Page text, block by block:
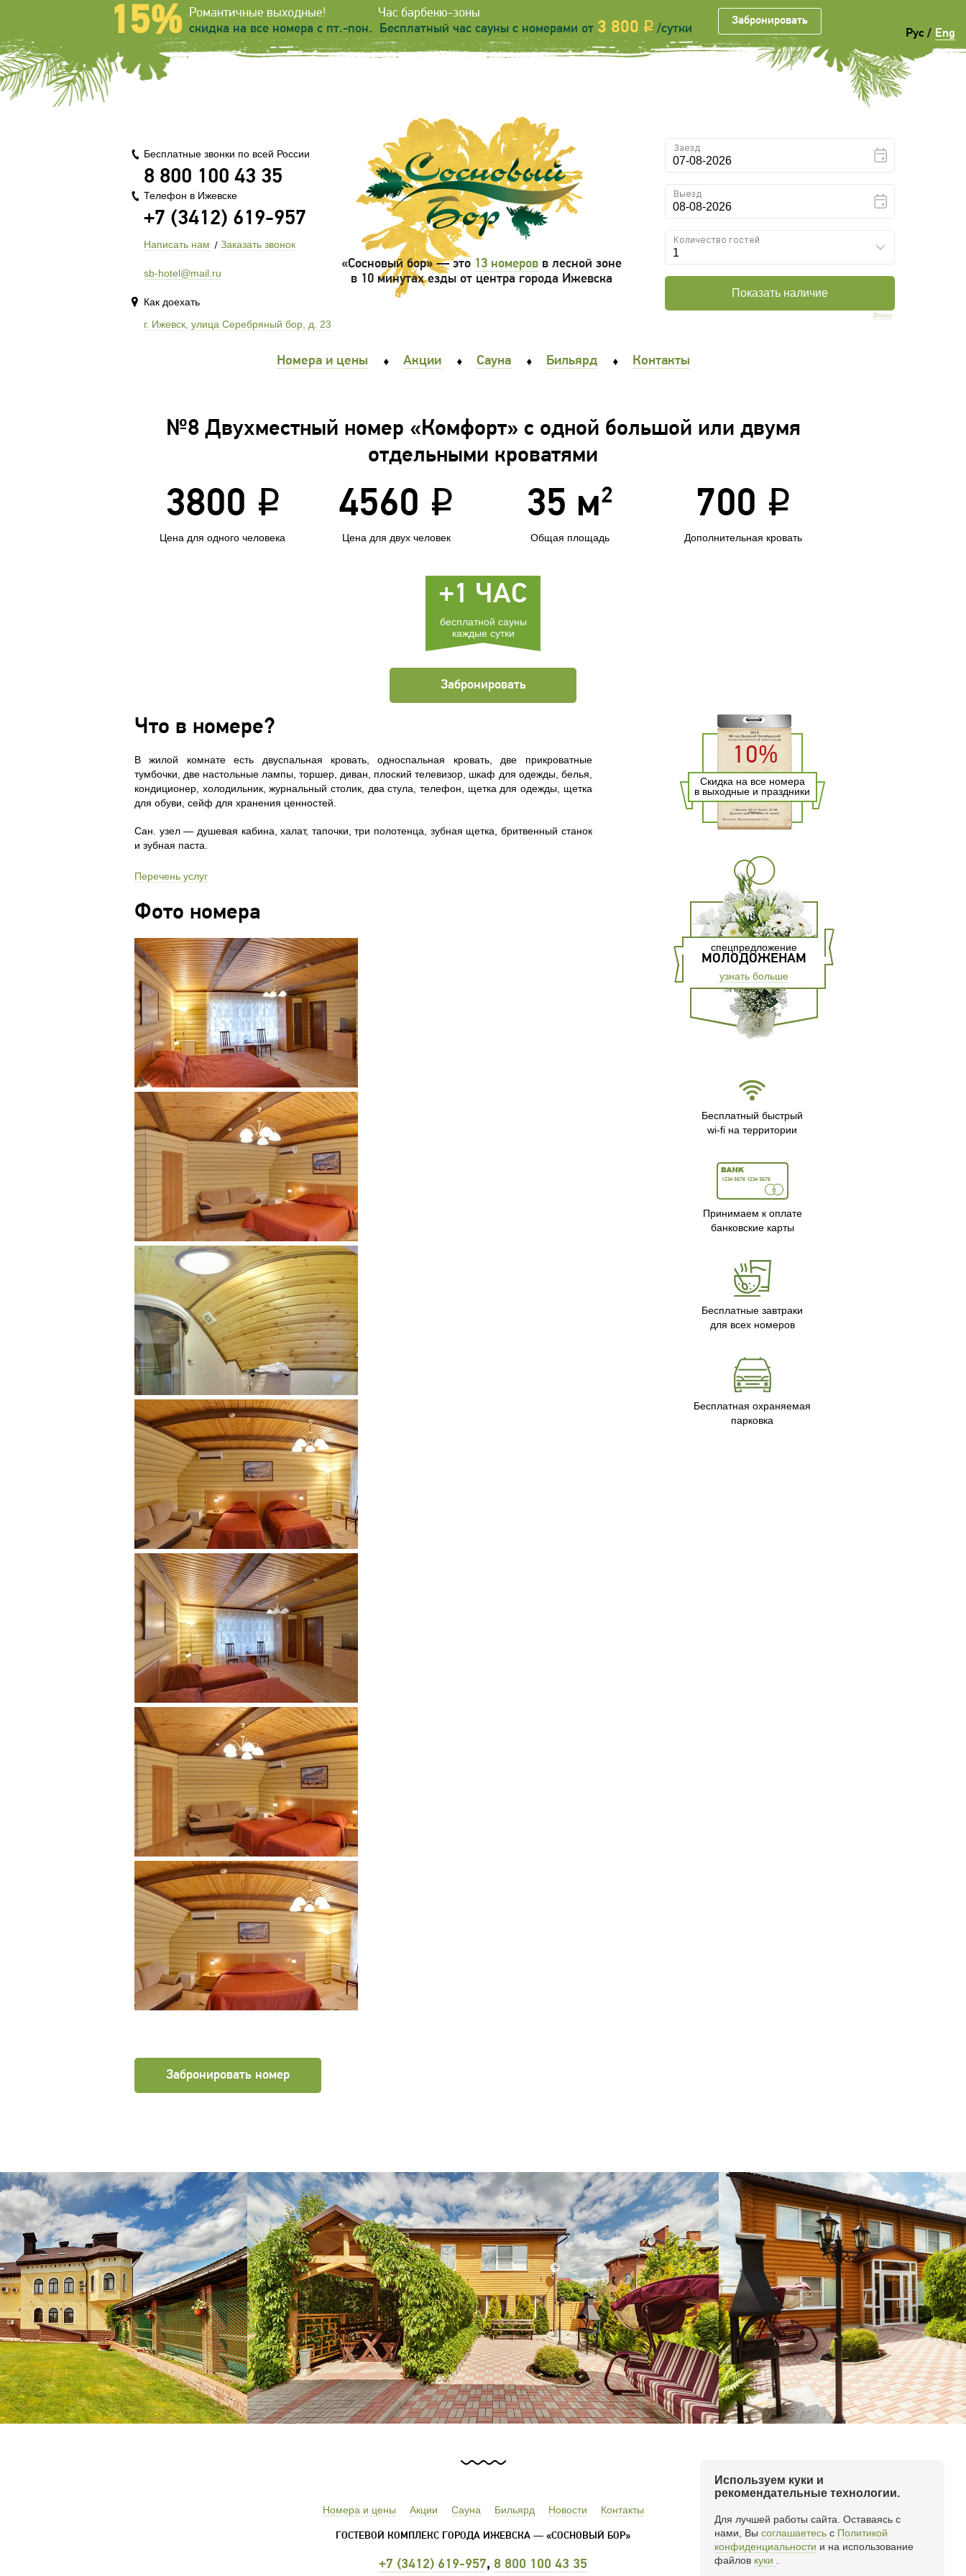
15% Романтичные выходные! Час барбекю-зоны
Забронировать
скидка на все номера с пт.-пон. Бесплатный час сауны с номерами от 3 800 p /сутки Рус / Eng
Бесплатные звонки по всей России
8 800 100 43 35
Телефон в Ижевске
+7 (3412) 619-957
Написать нам Заказать звонок
sb-hotel@mail.ru
Как доехать
г. Ижевск, улица Серебряный бор, д. 23
«Сосновый бор» — это 13 номеровв лесной зоне
в 10 минутах езды от центра города Ижевска
Bnovo
Номера и цены Акции Сауна Бильярд Контакты
№8 Двухместный номер «Комфорт» с одной большой или двумя
отдельными кроватями
3800 i
Цена для одного человека
4560 i
Цена для двух человек
35 м2
Общая площадь
700 i
Дополнительная кровать
+1 ЧАС
бесплатной сауны
каждые сутки
Забронировать
Что в номере?
В жилой комнате есть двуспальная кровать, односпальная кровать, две прикроватные
тумбочки, две настольные лампы, торшер, диван, плоский телевизор, шкаф для одежды, белья,
кондиционер, холодильник, журнальный столик, два стула, телефон, щетка для одежды, щетка
для обуви, cейф для хранения ценностей.
Сан. узел — душевая кабина, халат, тапочки, три полотенца, зубная щетка, бритвенный станок
и зубная паста.
Перечень услуг
Фото номера
Забронировать номер
10%
Скидка на все номера
в выходные и праздники
спецпредложение
МОЛОДОЖЕНАМ
узнать больше
Бесплатный быстрый
wi-fi на территории
Принимаем к оплате
банковские карты
Бесплатные завтраки
для всех номеров
Бесплатная охраняемая
парковка
Номера и цены Акции Сауна Бильярд Новости Контакты
ГОСТЕВОЙ КОМПЛЕКС ГОРОДА ИЖЕВСКА — «СОСНОВЫЙ БОР»
+7 (3412) 619-957, 8 800 100 43 35
Используем куки и
рекомендательные технологии.
Для лучшей работы сайта. Оставаясь с
нами, Вы соглашаетесь c Политикой
конфиденциальности и на использование
файлов куки